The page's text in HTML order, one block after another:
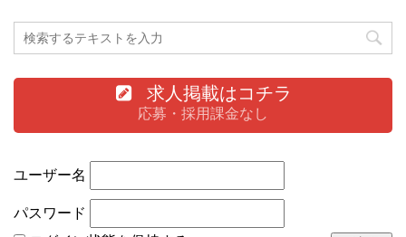
求人掲載はコチラ
応募・採用課金なし
ユーザー名
パスワード